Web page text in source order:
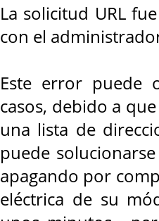
La solicitud URL
con el
Este error puede
casos, debido a
una lista de
puede
apagando por
eléctrica de su